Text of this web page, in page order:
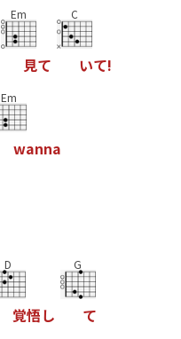
Em
見て
C
いて!
Em
wanna
D
覚悟し
G
て